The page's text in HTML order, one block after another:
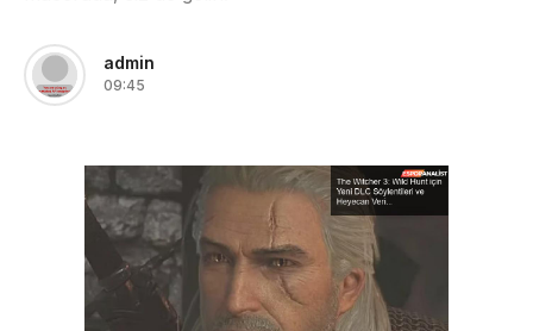
admin
09:45